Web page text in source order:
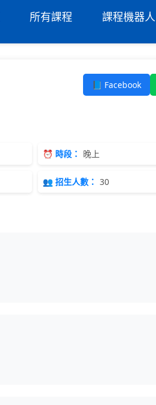
所有課程 課程機器人
📘 Facebook
⏰ 時段： 晚上
👥 招生人數： 30